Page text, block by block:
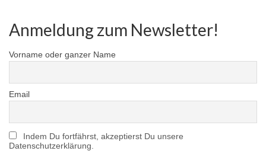
Anmeldung zum Newsletter!
Vorname oder ganzer Name
Email
Indem Du fortfährst, akzeptierst Du unsere
Datenschutzerklärung.